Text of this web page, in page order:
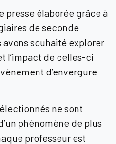
presse élaborée grâce à
de seconde
avons souhaité explorer
l’impact de celles-ci
d’envergure
ne sont
phénomène de plus
professeur est